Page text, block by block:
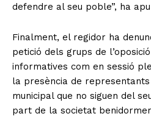
defendre al seu poble”, ha
Finalment, el regidor ha
petició dels grups de
informatives com en sessió
la presència de
municipal que no siguen del
part de la societat